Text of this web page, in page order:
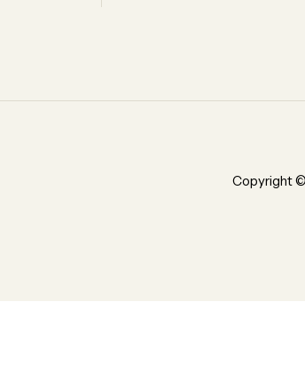
Copyright ©